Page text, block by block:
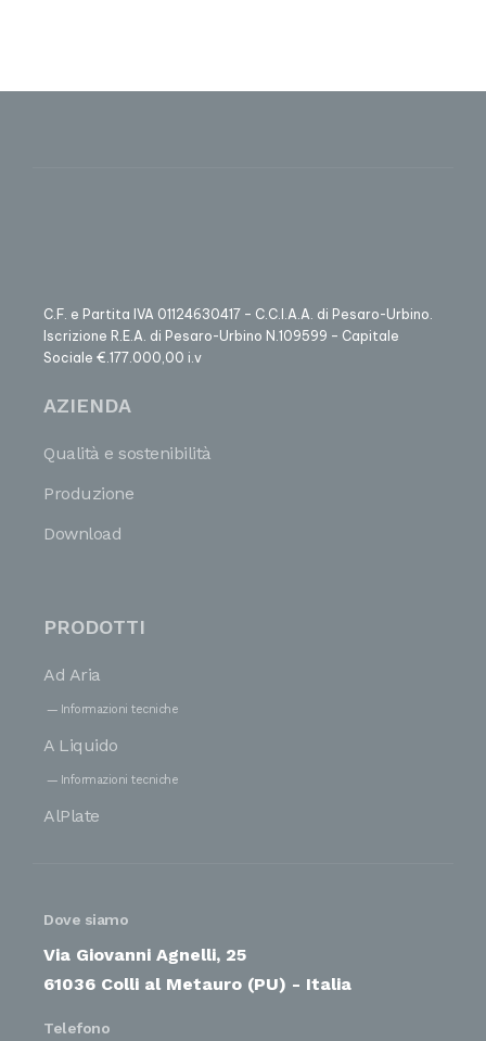
C.F. e Partita IVA 01124630417 – C.C.I.A.A. di Pesaro-Urbino.
Iscrizione R.E.A. di Pesaro-Urbino N.109599 – Capitale
Sociale €.177.000,00 i.v
AZIENDA
Qualità e sostenibilità
Produzione
Download
PRODOTTI
Ad Aria
Informazioni tecniche
A Liquido
Informazioni tecniche
AlPlate
Dove siamo
Via Giovanni Agnelli, 25
61036 Colli al Metauro (PU) - Italia
Telefono